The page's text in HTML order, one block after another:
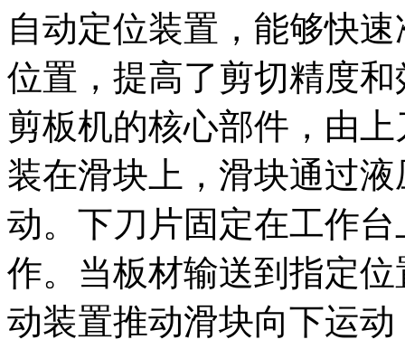
自动定位装置，能够快
位置，提高了剪切精度
剪板机的核心部件，由
装在滑块上，滑块通过
动。下刀片固定在工作
作。当板材输送到指定
动装置推动滑块向下运